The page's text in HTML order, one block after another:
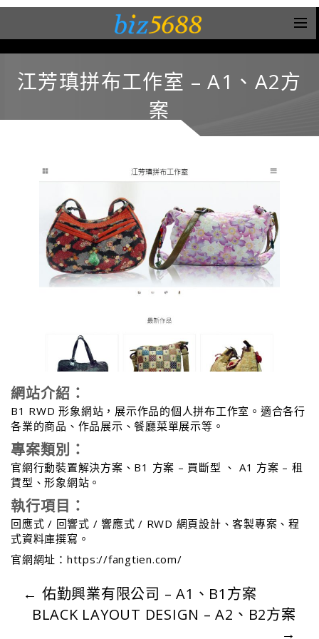
江芳瑱拼布工作室 – A1、A2方
案
網站介紹：
B1 RWD 形象網站，展示作品的個人拼布工作室。適合各行
各業的商品、作品展示、餐廳菜單展示等。
專案類別：
官網行動裝置解決方案、 B1 方案 – 買斷型 、 A1 方案 – 租
賃型、形象網站。
執行項目：
回應式 / 回響式 / 響應式 / RWD 網頁設計、客製專案、程
式資料庫撰寫。
官網網址： https://fangtien.com/
← 佑勤興業有限公司 – A1、B1方案
BLACK LAYOUT DESIGN – A2、B2方案
→